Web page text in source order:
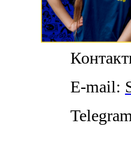
E-mail: